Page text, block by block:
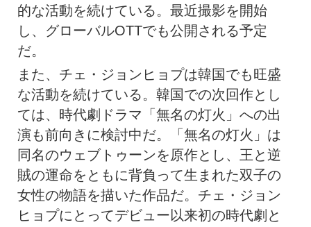
的な活動を続けている。最近撮影を開始
し、グローバルOTTでも公開される予定
だ。
また、チェ・ジョンヒョプは韓国でも旺盛
な活動を続けている。韓国での次回作とし
ては、時代劇ドラマ「無名の灯火」への出
演も前向きに検討中だ。「無名の灯火」は
同名のウェブトゥーンを原作とし、王と逆
賊の運命をともに背負って生まれた双子の
女性の物語を描いた作品だ。チェ・ジョン
ヒョプにとってデビュー以来初の時代劇と